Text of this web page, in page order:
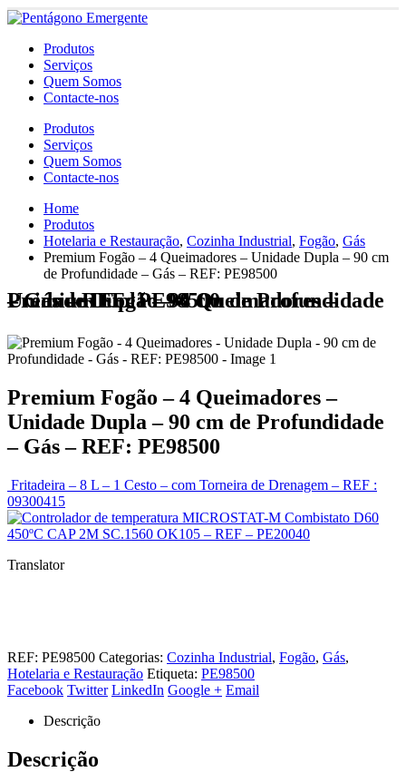
Produtos
Serviços
Quem Somos
Contacte-nos
Produtos
Serviços
Quem Somos
Contacte-nos
Home
Produtos
Hotelaria e Restauração, Cozinha Industrial, Fogão, Gás
Premium Fogão – 4 Queimadores – Unidade Dupla – 90 cm
de Profundidade – Gás – REF: PE98500
Premium Fogão – 4 Queimadores – Unidade Dupla – 90 cm de Profundidade – Gás – REF: PE98500
Premium Fogão – 4 Queimadores –
Unidade Dupla – 90 cm de Profundidade
– Gás – REF: PE98500
Fritadeira – 8 L – 1 Cesto – com Torneira de Drenagem – REF :
09300415
Combistato D60
450ºC CAP 2M SC.1560 OK105 – REF – PE20040
Translator
REF: PE98500 Categorias: Cozinha Industrial, Fogão, Gás,
Hotelaria e Restauração Etiqueta: PE98500
Facebook Twitter LinkedIn Google + Email
Descrição
Descrição